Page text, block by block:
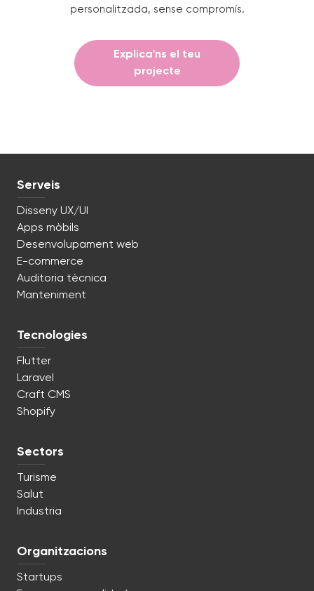
personalitzada, sense compromís.
Explica'ns el teu
projecte
Serveis
Disseny UX/UI
Apps mòbils
Desenvolupament web
E-commerce
Auditoria tècnica
Manteniment
Tecnologies
Flutter
Laravel
Craft CMS
Shopify
Sectors
Turisme
Salut
Industria
Organitzacions
Startups